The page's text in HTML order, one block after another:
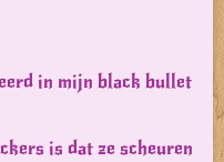
in mijn black bullet
is dat ze scheuren